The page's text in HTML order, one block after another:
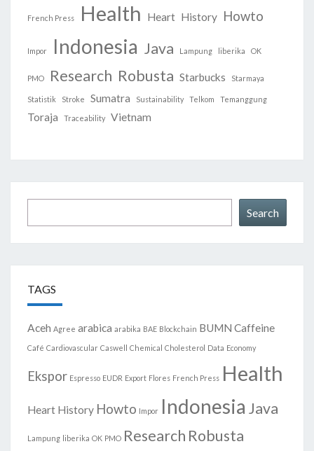
French Press Health Heart History Howto
Impor Indonesia Java Lampung liberika OK
PMO Research Robusta Starbucks Starmaya
Statistik Stroke Sumatra Sustainability Telkom Temanggung
Toraja Traceability Vietnam
Search
TAGS
Aceh Agree arabica arabika BAE Blockchain BUMN Caffeine
Café Cardiovascular Caswell Chemical Cholesterol Data Economy
Ekspor Espresso EUDR Export Flores French Press Health
Heart History Howto Impor Indonesia Java
Lampung liberika OK PMO Research Robusta